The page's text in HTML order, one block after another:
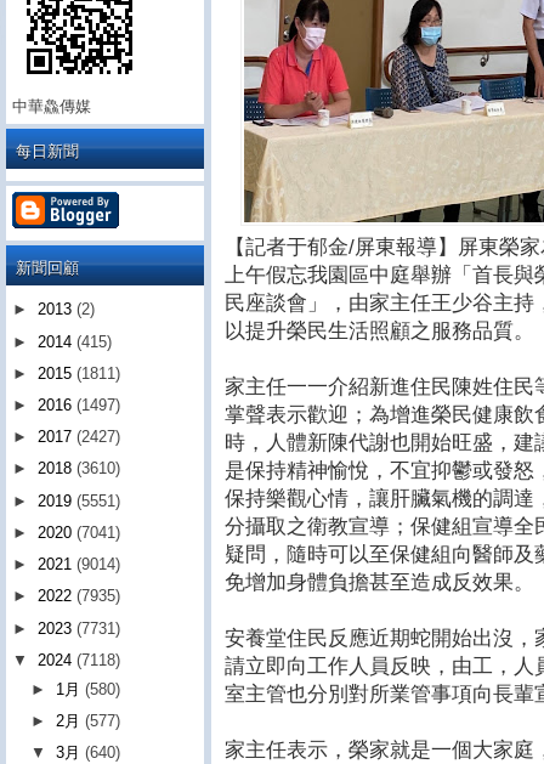
【記者于郁金/屏東報導】屏東榮
上午假忘我園區中庭舉辦「首長
民座談會」，由家主任王少谷主
以提升榮民生活照顧之服務品質。
家主任一一介紹新進住民陳姓住
掌聲表示歡迎；為增進榮民健康
時，人體新陳代謝也開始旺盛，
是保持精神愉悅，不宜抑鬱或發
保持樂觀心情，讓肝臟氣機的調
分攝取之衛教宣導；保健組宣導
疑問，隨時可以至保健組向醫師
免增加身體負擔甚至造成反效果。
安養堂住民反應近期蛇開始出沒
請立即向工作人員反映，由工，
室主管也分別對所業管事項向長輩
家主任表示，榮家就是一個大家
中華鱻傳媒
每日新聞
新聞回顧
► 2013 (2)
► 2014 (415)
► 2015 (1811)
► 2016 (1497)
► 2017 (2427)
► 2018 (3610)
► 2019 (5551)
► 2020 (7041)
► 2021 (9014)
► 2022 (7935)
► 2023 (7731)
▼ 2024 (7118)
► 1月(580)
►2月(577)
▼3月(640)